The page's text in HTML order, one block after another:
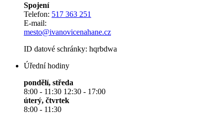
Spojení
Telefon: 517 363 251
E-mail:
mesto@ivanovicenahane.cz
ID datové schránky: hqrbdwa
Úřední hodiny
pondělí, středa
8:00 - 11:30 12:30 - 17:00
úterý, čtvrtek
8:00 - 11:30